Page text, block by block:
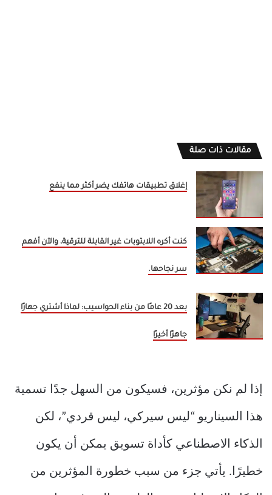
مقالات ذات صلة
إغلاق تطبيقات هاتفك يضر أكثر مما ينفع
كنت أكره اللابتوبات غير القابلة للترقية، والآن أفهم
سر نجاحها.
بعد 20 عامًا من بناء الحواسيب: لماذا أشتري جهازًا
جاهزًا أخيرًا
إذا لم نكن مؤثرين، فسيكون من السهل جدًا تسمية
هذا السيناريو “ليس سيركي، ليس قردي”، لكن
الذكاء الاصطناعي كأداة تسويق يمكن أن يكون
خطيرًا. يأتي جزء من سبب خطورة المؤثرين من